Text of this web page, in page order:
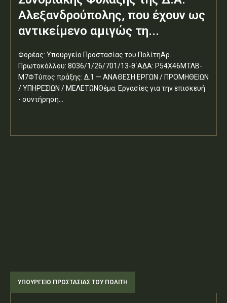
Αλεξανδρούπολης, που έχουν ως
αντικείμενο αμιγώς τη...
Φορέας: Υπουργείο Προστασίας του ΠολίτηΑρ.
Πρωτοκόλλου: 8036/1/26/701/13-θ΄ΑΔΑ: Ρ54Χ46ΜΤΛΒ-
Μ7ΦΤύπος πράξης: Δ.1 — ΑΝΑΘΕΣΗ ΕΡΓΩΝ / ΠΡΟΜΗΘΕΙΩΝ
/ ΥΠΗΡΕΣΙΩΝ / ΜΕΛΕΤΩΝΘέμα: Εργασίες για την επισκευή
- συντήρηση...
ΥΠΟΥΡΓΕΊΟ ΠΡΟΣΤΑΣΊΑΣ ΤΟΥ ΠΟΛΊΤΗ